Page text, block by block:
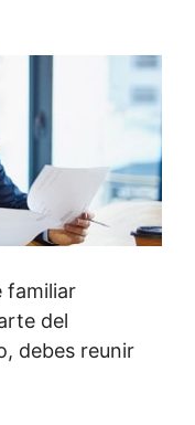
familiar
del
debes reunir